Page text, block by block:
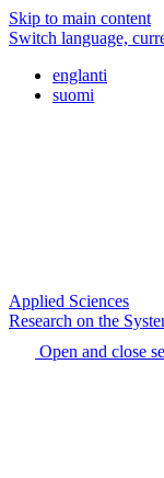
Skip to main content
Switch language,
englanti
suomi
Applied Sciences
Research on the
Open and close